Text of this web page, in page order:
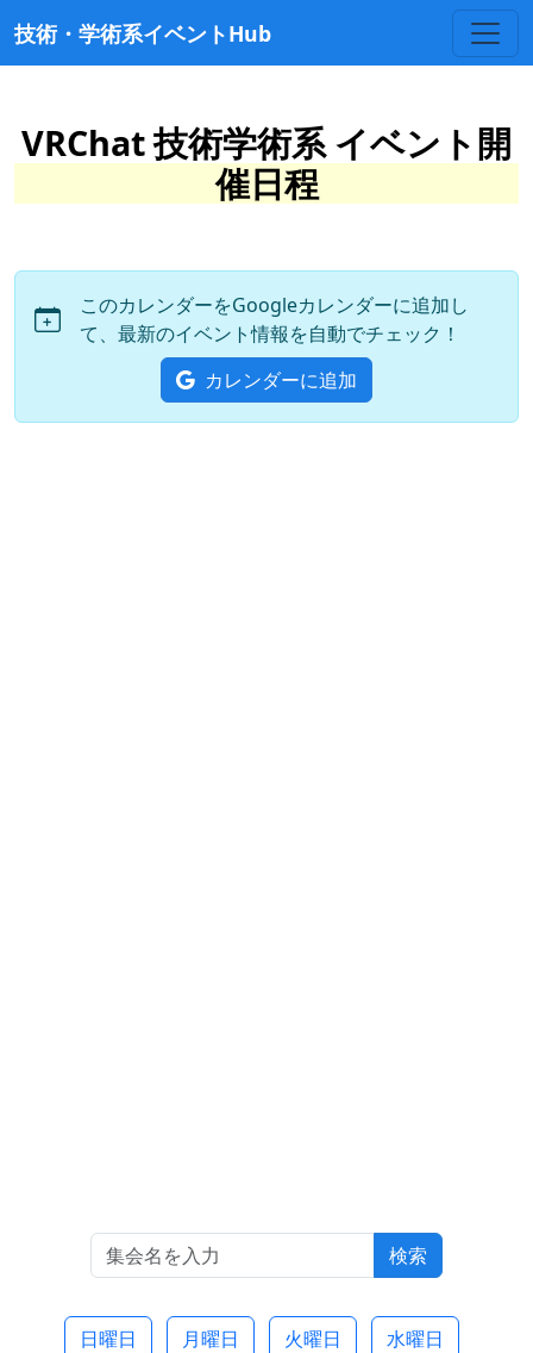
技術・学術系イベントHub
VRChat 技術学術系 イベント開
催日程
このカレンダーをGoogleカレンダーに追加し
て、最新のイベント情報を自動でチェック！
カレンダーに追加
検索
日曜日 月曜日 火曜日 水曜日